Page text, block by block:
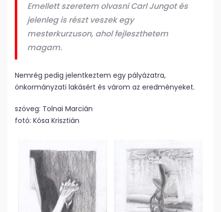
Emellett szeretem olvasni Carl Jungot és
jelenleg is részt veszek egy
mesterkurzuson, ahol fejleszthetem
magam.
Nemrég pedig jelentkeztem egy pályázatra,
önkormányzati lakásért és várom az eredményeket.
szöveg: Tolnai Marcián
fotó: Kósa Krisztián